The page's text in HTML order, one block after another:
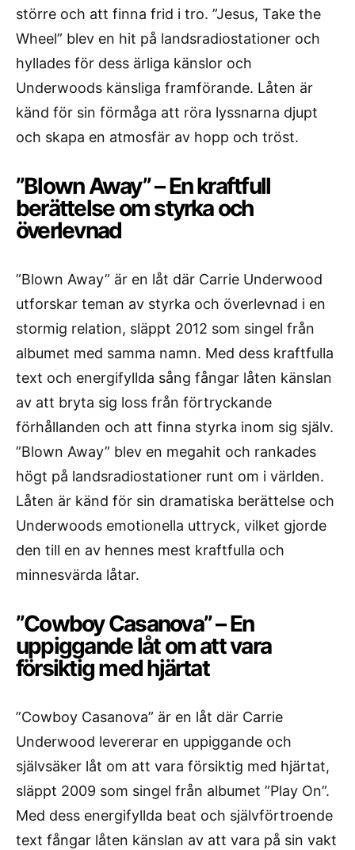
större och att finna frid i tro. ”Jesus, Take the
Wheel” blev en hit på landsradiostationer och
hyllades för dess ärliga känslor och
Underwoods känsliga framförande. Låten är
känd för sin förmåga att röra lyssnarna djupt
och skapa en atmosfär av hopp och tröst.
”Blown Away” – En kraftfull
berättelse om styrka och
överlevnad
”Blown Away” är en låt där Carrie Underwood
utforskar teman av styrka och överlevnad i en
stormig relation, släppt 2012 som singel från
albumet med samma namn. Med dess kraftfulla
text och energifyllda sång fångar låten känslan
av att bryta sig loss från förtryckande
förhållanden och att finna styrka inom sig själv.
”Blown Away” blev en megahit och rankades
högt på landsradiostationer runt om i världen.
Låten är känd för sin dramatiska berättelse och
Underwoods emotionella uttryck, vilket gjorde
den till en av hennes mest kraftfulla och
minnesvärda låtar.
”Cowboy Casanova” – En
uppiggande låt om att vara
försiktig med hjärtat
”Cowboy Casanova” är en låt där Carrie
Underwood levererar en uppiggande och
självsäker låt om att vara försiktig med hjärtat,
släppt 2009 som singel från albumet ”Play On”.
Med dess energifyllda beat och självförtroende
text fångar låten känslan av att vara på sin vakt